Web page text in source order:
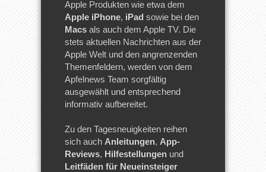
Apple Produkten wie etwa dem
Apple iPhone, iPad sowie bei den
Macs als auch dem Apple TV. Die
stets aktuellen Nachrichten aus der
Apple Welt und den angrenzenden
Themenfeldern, werden von dem
Apfelnews Team sorgfältig
ausgewählt und entsprechend
informativ aufbereitet.
Zu den Tagesneuigkeiten reihen
sich auch Anleitungen, App-
Reviews, Hilfestellungen und
Leitfäden für Neueinsteiger